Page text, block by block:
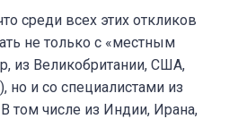
среди всех этих откликов
не только с «местным
из Великобритании, США,
но и со специалистами из
том числе из Индии, Ирана,